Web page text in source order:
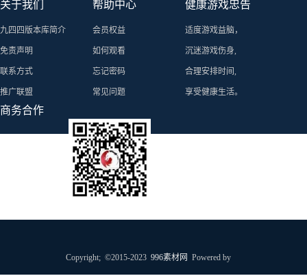
关于我们
九四四版本库简介
免责声明
联系方式
推广联盟
帮助中心
会员权益
如何观看
忘记密码
常见问题
健康游戏忠告
适度游戏益脑，
沉迷游戏伤身,
合理安排时间,
享受健康生活。
商务合作
Copyright; ©2015-2023 996素材网 Powered by